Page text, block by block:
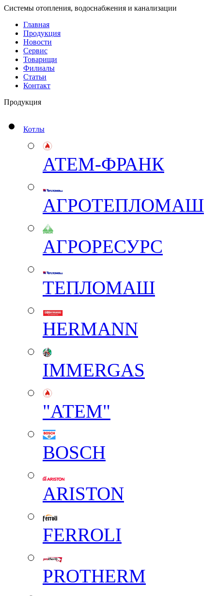
Системы отопления, водоснабжения и канализации
Главная
Продукция
Новости
Сервис
Товарищи
Филиалы
Статьи
Контакт
Продукция
Котлы
АТЕМ-ФРАНК
АГРОТЕПЛОМАШ
АГРОРЕСУРС
ТЕПЛОМАШ
HERMANN
IMMERGAS
"АТЕМ"
BOSCH
ARISTON
FERROLI
PROTHERM